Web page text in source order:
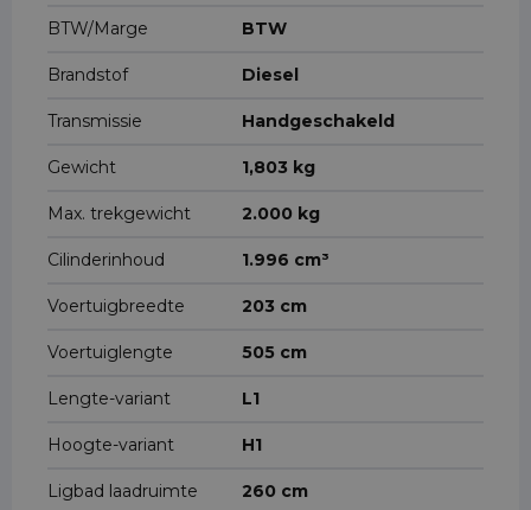
BTW/Marge BTW
Brandstof Diesel
Transmissie Handgeschakeld
Gewicht 1,803 kg
Max. trekgewicht 2.000 kg
Cilinderinhoud 1.996 cm³
Voertuigbreedte 203 cm
Voertuiglengte 505 cm
Lengte-variant L1
Hoogte-variant H1
Ligbad laadruimte 260 cm